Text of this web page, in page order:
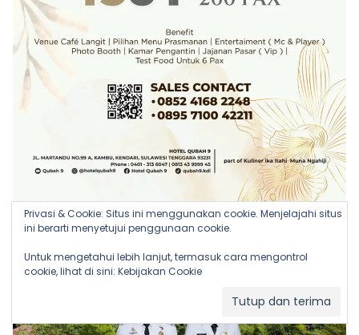
Privasi & Cookie: Situs ini menggunakan cookie. Menjelajahi situs
ini berarti menyetujui penggunaan cookie.
Untuk mengetahui lebih lanjut, termasuk cara mengontrol
cookie, lihat di sini: Kebijakan Cookie